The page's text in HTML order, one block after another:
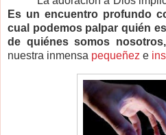
Es un encuentro profundo
cual podemos palpar quién
de quiénes somos
nuestra inmensa pequeñez e